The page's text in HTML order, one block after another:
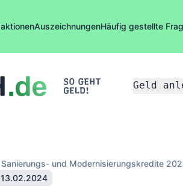
AuszeichnungenHäufig gestellte
Geld
und Modernisierungskredite
13.02.2024